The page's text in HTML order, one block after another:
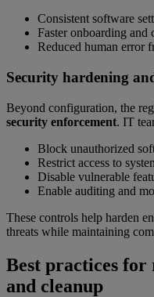
Consistent software
Faster onboarding and
Reduced human error
Security hardening
Beyond configuration, the
security enforcement. IT
Block unauthorized
Restrict access to
Disable vulnerable
Enable auditing and
These controls help harden
threats while maintaining
Best practices for
and cleanup